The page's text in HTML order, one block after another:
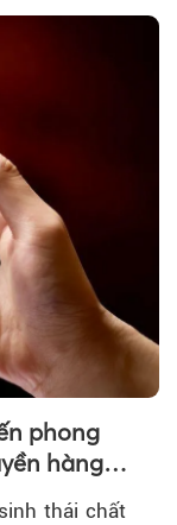
nhất trong
phong
hàng
thái chất